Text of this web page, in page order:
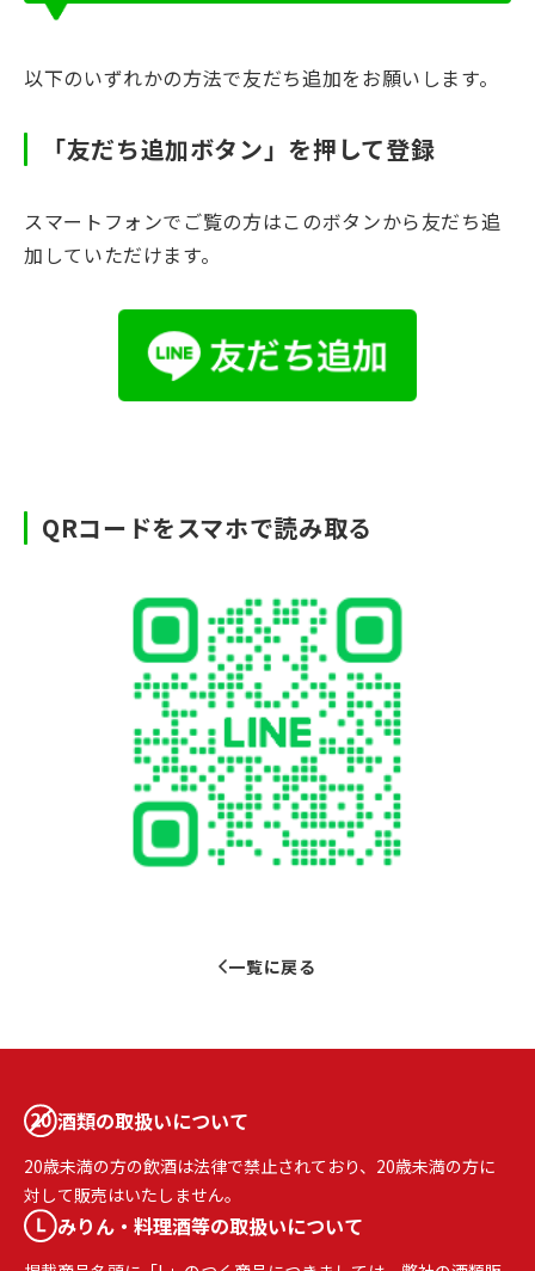
以下のいずれかの方法で友だち追加をお願いします。
「友だち追加ボタン」を押して登録
スマートフォンでご覧の方はこのボタンから友だち追
加していただけます。
QRコードをスマホで読み取る
一覧に戻る
酒類の取扱いについて
20歳未満の方の飲酒は法律で禁止されており、20歳未満の方に
対して販売はいたしません。
みりん・料理酒等の取扱いについて